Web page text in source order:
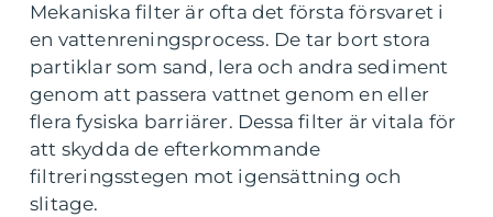
Mekaniska filter är ofta det första försvaret i
en vattenreningsprocess. De tar bort stora
partiklar som sand, lera och andra sediment
genom att passera vattnet genom en eller
flera fysiska barriärer. Dessa filter är vitala för
att skydda de efterkommande
filtreringsstegen mot igensättning och
slitage.